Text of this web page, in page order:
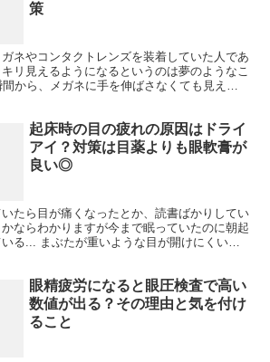
策
ネやコンタクトレンズを装着していた人であ
リ見えるようになるというのは夢のようなこ
から、メガネに手を伸ばさなくても見える
起床時の目の疲れの原因はドライ
アイ？対策は目薬よりも眼軟膏が
良い◎
たら目が痛くなったとか、読書ばかりしてい
ならわかりますが今まで眠っていたのに朝起
る... まぶたが重いような目が開けにくいよ
眼精疲労になると眼圧検査で高い
数値が出る？その理由と気を付け
ること